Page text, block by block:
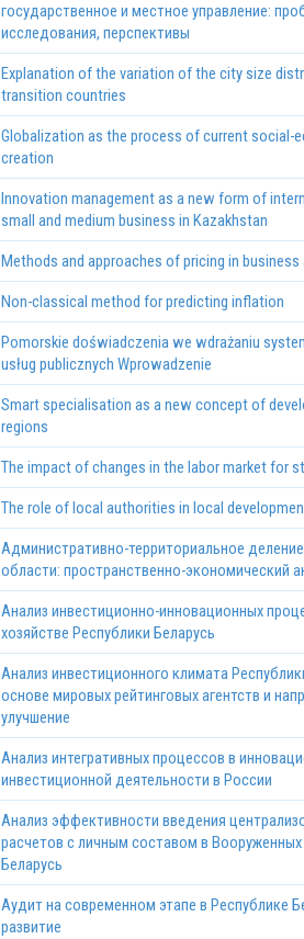
государственное и местное управление:
исследования, перспективы
Explanation of the variation of the city size
transition countries
Globalization as the process of current social-
creation
Innovation management as a new form of
small and medium business in Kazakhstan
Methods and approaches of pricing in
Non-classical method for predicting inflation
Pomorskie doświadczenia we wdrażaniu
usług publicznych Wprowadzenie
Smart specialisation as a new concept of
regions
The impact of changes in the labor market for
The role of local authorities in local
Административно-территориальное
области: пространственно-экономический
Анализ инвестиционно-инновационных
хозяйстве Республики Беларусь
Анализ инвестиционного климата
основе мировых рейтинговых агентств и
улучшение
Анализ интегративных процессов в
инвестиционной деятельности в России
Анализ эффективности введения
расчетов с личным составом в Вооруженных
Беларусь
Аудит на современном этапе в Республике
развитие